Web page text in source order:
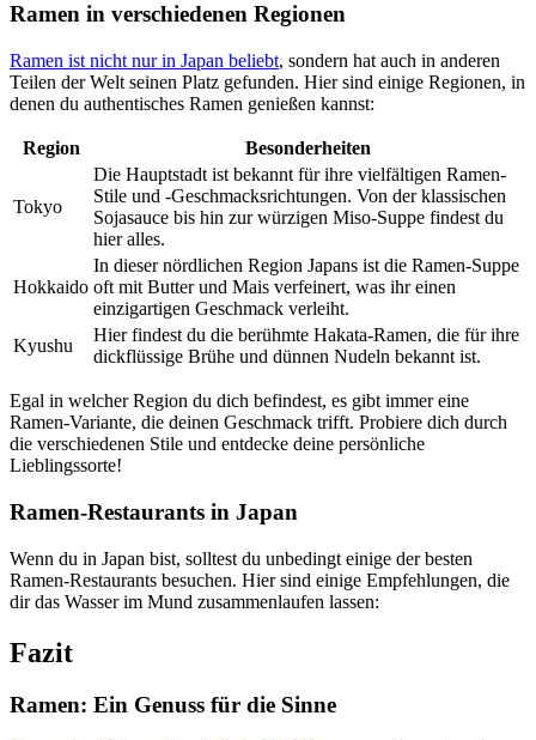
Ramen in verschiedenen Regionen
Ramen ist nicht nur in Japan beliebt, sondern hat auch in anderen
Teilen der Welt seinen Platz gefunden. Hier sind einige Regionen, in
denen du authentisches Ramen genießen kannst:
Region Besonderheiten
Tokyo
Die Hauptstadt ist bekannt für ihre vielfältigen Ramen-
Stile und -Geschmacksrichtungen. Von der klassischen
Sojasauce bis hin zur würzigen Miso-Suppe findest du
hier alles.
Hokkaido
In dieser nördlichen Region Japans ist die Ramen-Suppe
oft mit Butter und Mais verfeinert, was ihr einen
einzigartigen Geschmack verleiht.
Kyushu
Hier findest du die berühmte Hakata-Ramen, die für ihre
dickflüssige Brühe und dünnen Nudeln bekannt ist.
Egal in welcher Region du dich befindest, es gibt immer eine
Ramen-Variante, die deinen Geschmack trifft. Probiere dich durch
die verschiedenen Stile und entdecke deine persönliche
Lieblingssorte!
Ramen-Restaurants in Japan
Wenn du in Japan bist, solltest du unbedingt einige der besten
Ramen-Restaurants besuchen. Hier sind einige Empfehlungen, die
dir das Wasser im Mund zusammenlaufen lassen:
Fazit
Ramen: Ein Genuss für die Sinne